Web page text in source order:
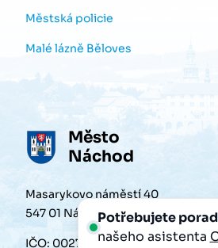
Městská policie
Malé lázně Běloves
Město
Náchod
Masarykovo náměstí 40
547 01 Náchod
IČO: 00272868
Potřebujete
našeho asistenta